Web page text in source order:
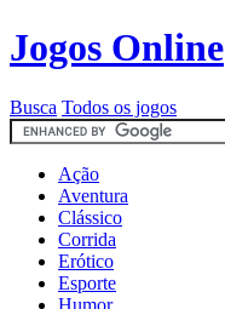
Jogos Online
Busca Todos os jogos
Ação
Aventura
Clássico
Corrida
Erótico
Esporte
Humor